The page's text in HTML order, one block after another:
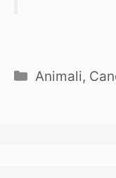
Categorie
Animali,